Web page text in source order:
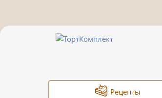
Рецепты